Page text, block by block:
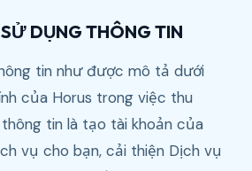
DỤNG THÔNG TIN
tin như được mô tả dưới
của Horus trong việc thu
tin là tạo tài khoản của
vụ cho bạn, cải thiện Dịch vụ